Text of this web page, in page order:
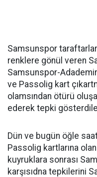
Samsunspor
renklere gönül veren
Samsunspor-
ve Passolig kart
olamsından ötürü
ederek tepki
Dün ve bugün öğle
Passolig kartlarına
kuyruklara sonrası
karşısıdna tepkilerini